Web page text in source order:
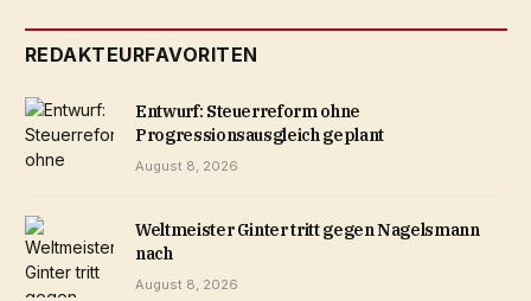
REDAKTEURFAVORITEN
Entwurf: Steuerreform ohne
Progressionsausgleich geplant
August 8, 2026
Weltmeister Ginter tritt gegen Nagelsmann
nach
August 8, 2026